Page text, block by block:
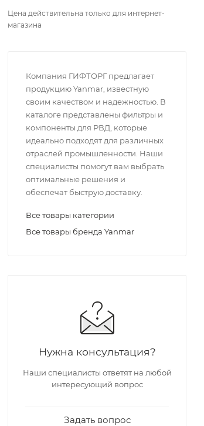
ГИФТОРГ
Цена действительна только для интернет-
магазина
Компания ГИФТОРГ предлагает
продукцию Yanmar, известную
своим качеством и надежностью. В
каталоге представлены фильтры и
компоненты для РВД, которые
идеально подходят для различных
отраслей промышленности. Наши
специалисты помогут вам выбрать
оптимальные решения и
обеспечат быструю доставку.
Все товары категории
Все товары бренда Yanmar
Нужна консультация?
Наши специалисты ответят на любой
интересующий вопрос
Задать вопрос